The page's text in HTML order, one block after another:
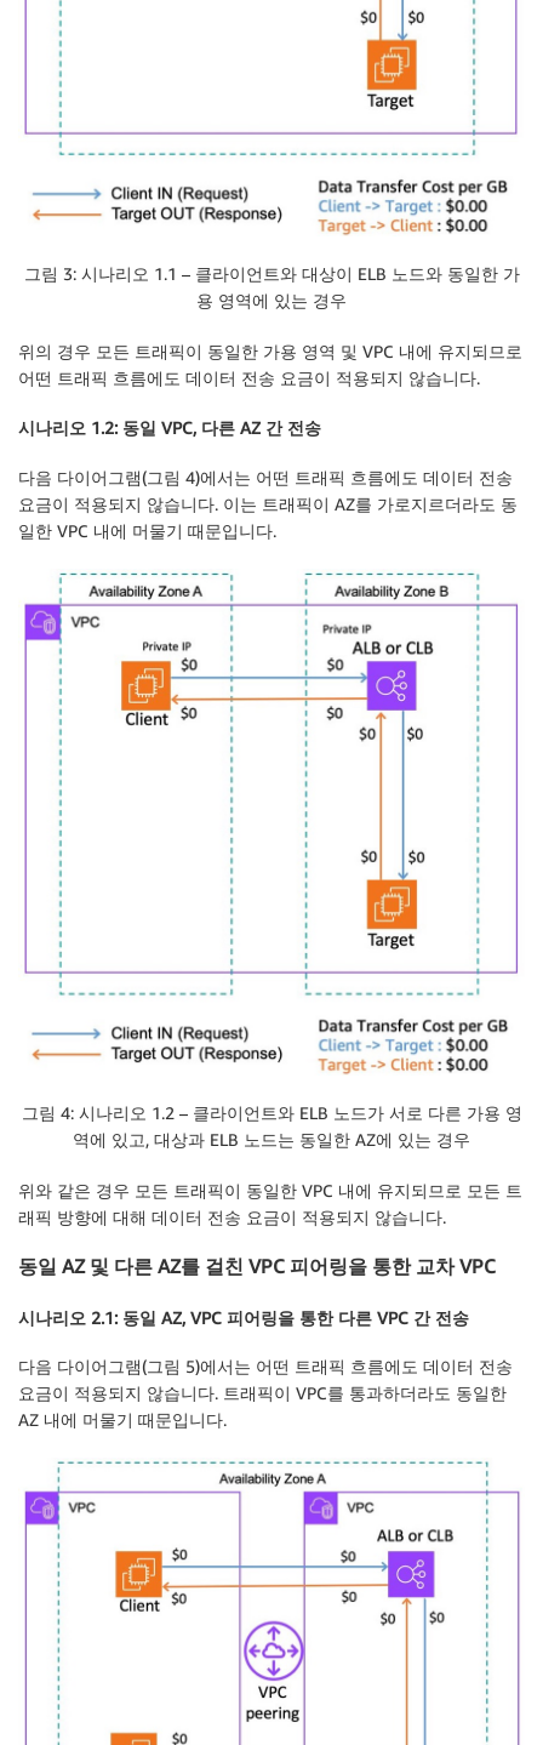
그림 3: 시나리오 1.1 – 클라이언트와 대상이 ELB 노드와 동일한 가
용 영역에 있는 경우
위의 경우 모든 트래픽이 동일한 가용 영역 및 VPC 내에 유지되므로
어떤 트래픽 흐름에도 데이터 전송 요금이 적용되지 않습니다.
시나리오 1.2: 동일 VPC, 다른 AZ 간 전송
다음 다이어그램(그림 4)에서는 어떤 트래픽 흐름에도 데이터 전송
요금이 적용되지 않습니다. 이는 트래픽이 AZ를 가로지르더라도 동
일한 VPC 내에 머물기 때문입니다.
그림 4: 시나리오 1.2 – 클라이언트와 ELB 노드가 서로 다른 가용 영
역에 있고, 대상과 ELB 노드는 동일한 AZ에 있는 경우
위와 같은 경우 모든 트래픽이 동일한 VPC 내에 유지되므로 모든 트
래픽 방향에 대해 데이터 전송 요금이 적용되지 않습니다.
동일 AZ 및 다른 AZ를 걸친 VPC 피어링을 통한 교차 VPC
시나리오 2.1: 동일 AZ, VPC 피어링을 통한 다른 VPC 간 전송
다음 다이어그램(그림 5)에서는 어떤 트래픽 흐름에도 데이터 전송
요금이 적용되지 않습니다. 트래픽이 VPC를 통과하더라도 동일한
AZ 내에 머물기 때문입니다.